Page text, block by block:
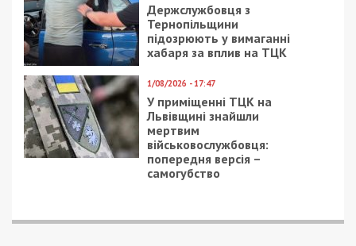
Держслужбовця з
Тернопільщини
підозрюють у вимаганні
хабаря за вплив на ТЦК
1/08/2026 - 17:47
У приміщенні ТЦК на
Львівщині знайшли
мертвим
військовослужбовця:
попередня версія –
самогубство